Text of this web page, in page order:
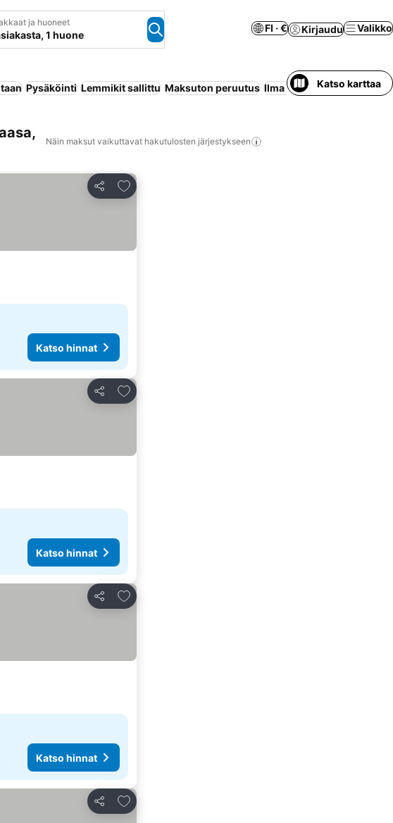
ja huoneet
1 huone
FI · € Kirjaudu Valikko
Pysäköinti Lemmikit sallittu Maksuton peruutus Ilmastointi Sauna Uima-
Katso karttaa
Näin maksut vaikuttavat hakutulosten järjestykseen
Jaa
Lisää suosikkeihin
Katso hinnat
Jaa
Lisää suosikkeihin
Katso hinnat
Jaa
Lisää suosikkeihin
Katso hinnat
Jaa
Lisää suosikkeihin